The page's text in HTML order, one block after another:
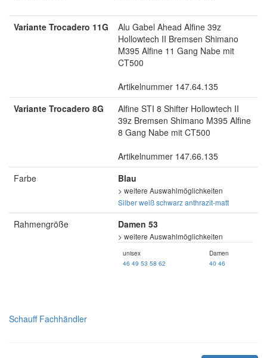
Variante Trocadero 11G
Alu Gabel Ahead Alfine 39z
Hollowtech II Bremsen Shimano
M395 Alfine 11 Gang Nabe mit
CT500
Artikelnummer 147.64.135
Variante Trocadero 8G
Alfine STI 8 Shifter Hollowtech II
39z Bremsen Shimano M395 Alfine
8 Gang Nabe mit CT500
Artikelnummer 147.66.135
Farbe
Blau
> weitere Auswahlmöglichkeiten
Silberweißschwarzanthrazit-matt
Rahmengröße Damen 53
> weitere Auswahlmöglichkeiten
unisex
46 49 53 58 62
Damen
40 46
Schauff Fachhändler